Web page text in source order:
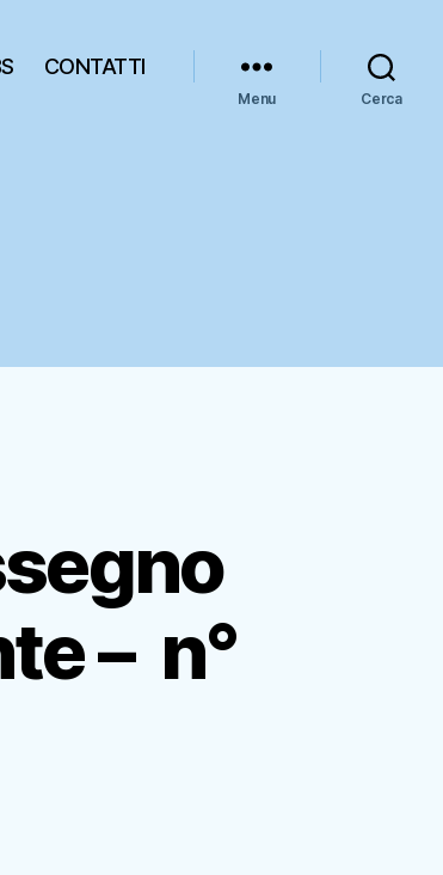
CONTATTI
Menu Cerca
– n°